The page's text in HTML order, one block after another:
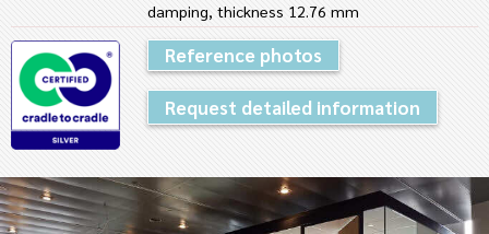
damping, thickness 12.76 mm
Reference photos
Request detailed information